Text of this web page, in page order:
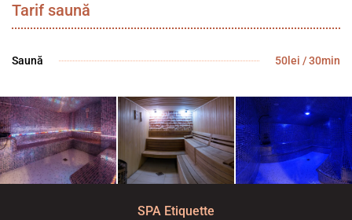
Tarif saună
Saună 50lei / 30min
SPA Etiquette